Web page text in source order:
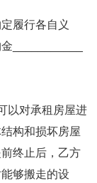
履行各自义
___________
以对承租房屋进
构和损坏房屋
终止后，乙方
够搬走的设